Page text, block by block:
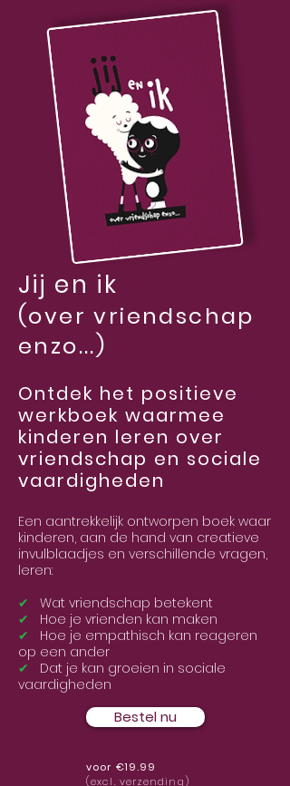
Jij en ik
(over vriendschap
enzo...)
Ontdek het positieve
werkboek waarmee
kinderen leren over
vriendschap en sociale
vaardigheden
Een aantrekkelijk ontworpen boek waar
kinderen, aan de hand van creatieve
invulblaadjes en verschillende vragen,
leren:
✔
Wat vriendschap betekent
✔
Hoe je vrienden kan maken
✔
Hoe je empathisch kan reageren
op een ander
✔
Dat je kan groeien in sociale
vaardigheden
Bestel nu
voor €19.99
(excl. verzending)